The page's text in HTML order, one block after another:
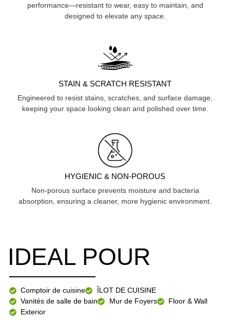
performance—resistant to wear, easy to maintain, and
designed to elevate any space.
STAIN & SCRATCH RESISTANT
Engineered to resist stains, scratches, and surface damage,
keeping your space looking clean and polished over time.
HYGIENIC & NON-POROUS
Non-porous surface prevents moisture and bacteria
absorption, ensuring a cleaner, more hygienic environment.
IDEAL POUR
Comptoir de cuisine
ÎLOT DE CUISINE
Vanités de salle de bain
Mur de Foyers
Floor & Wall
Exterior